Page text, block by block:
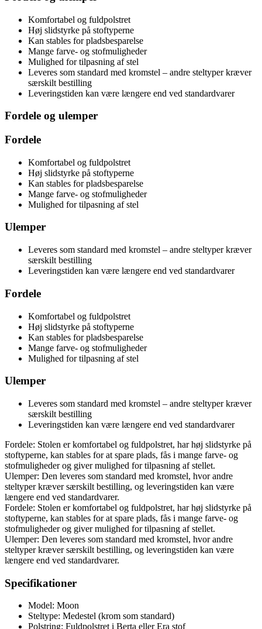
Komfortabel og fuldpolstret
Høj slidstyrke på stoftyperne
Kan stables for pladsbesparelse
Mange farve- og stofmuligheder
Mulighed for tilpasning af stel
Leveres som standard med kromstel – andre steltyper kræver
særskilt bestilling
Leveringstiden kan være længere end ved standardvarer
Fordele og ulemper
Fordele
Komfortabel og fuldpolstret
Høj slidstyrke på stoftyperne
Kan stables for pladsbesparelse
Mange farve- og stofmuligheder
Mulighed for tilpasning af stel
Ulemper
Leveres som standard med kromstel – andre steltyper kræver
særskilt bestilling
Leveringstiden kan være længere end ved standardvarer
Fordele
Komfortabel og fuldpolstret
Høj slidstyrke på stoftyperne
Kan stables for pladsbesparelse
Mange farve- og stofmuligheder
Mulighed for tilpasning af stel
Ulemper
Leveres som standard med kromstel – andre steltyper kræver
særskilt bestilling
Leveringstiden kan være længere end ved standardvarer
Fordele: Stolen er komfortabel og fuldpolstret, har høj slidstyrke på
stoftyperne, kan stables for at spare plads, fås i mange farve- og
stofmuligheder og giver mulighed for tilpasning af stellet.
Ulemper: Den leveres som standard med kromstel, hvor andre
steltyper kræver særskilt bestilling, og leveringstiden kan være
længere end ved standardvarer.
Fordele: Stolen er komfortabel og fuldpolstret, har høj slidstyrke på
stoftyperne, kan stables for at spare plads, fås i mange farve- og
stofmuligheder og giver mulighed for tilpasning af stellet.
Ulemper: Den leveres som standard med kromstel, hvor andre
steltyper kræver særskilt bestilling, og leveringstiden kan være
længere end ved standardvarer.
Specifikationer
Model: Moon
Steltype: Medestel (krom som standard)
Polstring: Fuldpolstret i Berta eller Era stof